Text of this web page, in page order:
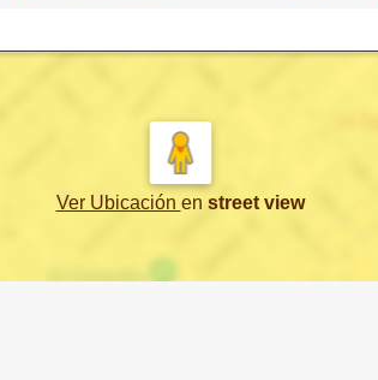
Ver Ubicación en street view